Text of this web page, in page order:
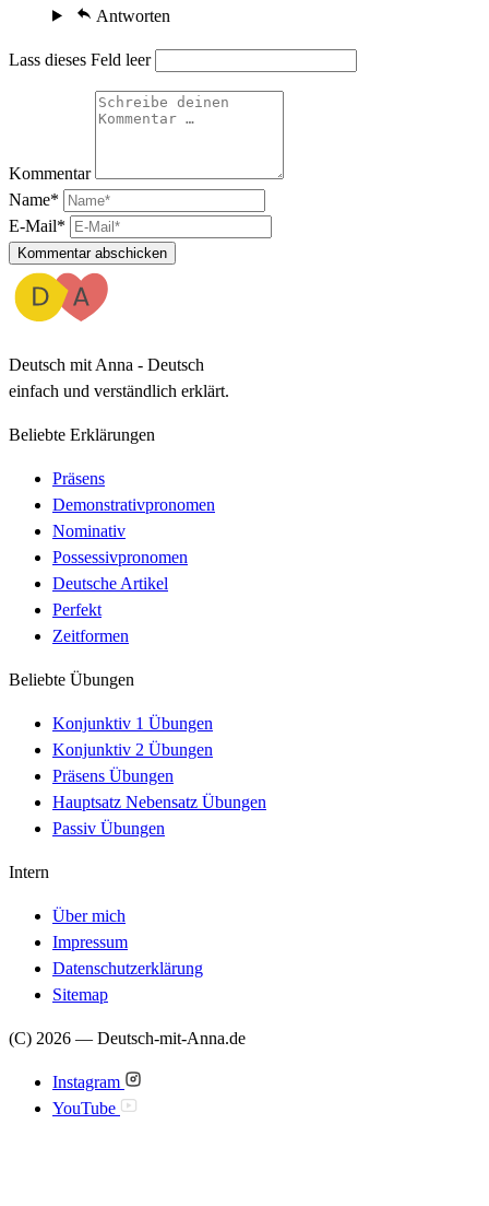
Antworten
Lass dieses Feld leer
Kommentar
Name*
E-Mail*
Kommentar abschicken
Deutsch mit Anna - Deutsch
einfach und verständlich erklärt.
Beliebte Erklärungen
Präsens
Demonstrativpronomen
Nominativ
Possessivpronomen
Deutsche Artikel
Perfekt
Zeitformen
Beliebte Übungen
Konjunktiv 1 Übungen
Konjunktiv 2 Übungen
Präsens Übungen
Hauptsatz Nebensatz Übungen
Passiv Übungen
Intern
Über mich
Impressum
Datenschutzerklärung
Sitemap
(C) 2026 — Deutsch-mit-Anna.de
Instagram
YouTube